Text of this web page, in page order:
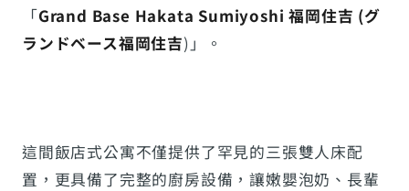
「Grand Base Hakata Sumiyoshi 福岡住吉 (グ
ランドベース福岡住吉)」。
這間飯店式公寓不僅提供了罕見的三張雙人床配
置，更具備了完整的廚房設備，讓嫩嬰泡奶、長輩